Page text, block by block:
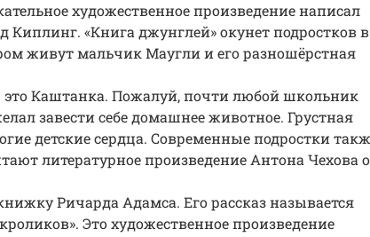
художественное произведение написал
Киплинг. «Книга джунглей» окунет подростков в
живут мальчик Маугли и его разношёрстная
это Каштанка. Пожалуй, почти любой школьник
завести себе домашнее животное. Грустная
детские сердца. Современные подростки
литературное произведение Антона Чехова о
Ричарда Адамса. Его рассказ называется
Это художественное произведение